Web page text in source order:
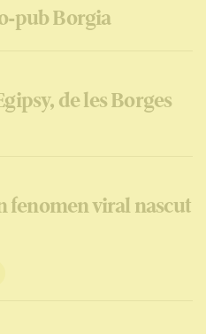
pub Borgia
de les Borges
fenomen viral nascut